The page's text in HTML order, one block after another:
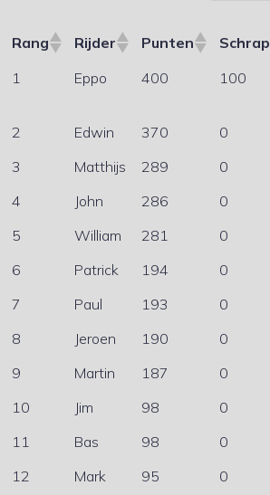
Rang Rijder Punten Schrap
1
Eppo 400 100
2
Edwin 370 0
3
Matthijs 289 0
4
John 286 0
5
William 281 0
6
Patrick 194 0
7
Paul 193 0
8
Jeroen 190 0
9
Martin 187 0
10
Jim 98 0
11
Bas 98 0
12
Mark 95 0